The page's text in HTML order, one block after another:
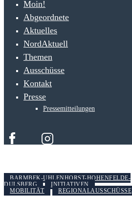
Moin!
Abgeordnete
Aktuelles
NordAktuell
Themen
Ausschüsse
Kontakt
Presse
Pressemitteilungen
BARMBEK-UHLENHORST-HOHENFELDE-
DULSBERG
INITIATIVEN
MOBILITÄT
REGIONALAUSSCHÜSSE